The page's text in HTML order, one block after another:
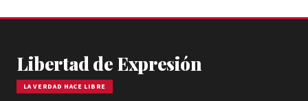
Libertad de Expresión
LA VERDAD HACE LIBRE